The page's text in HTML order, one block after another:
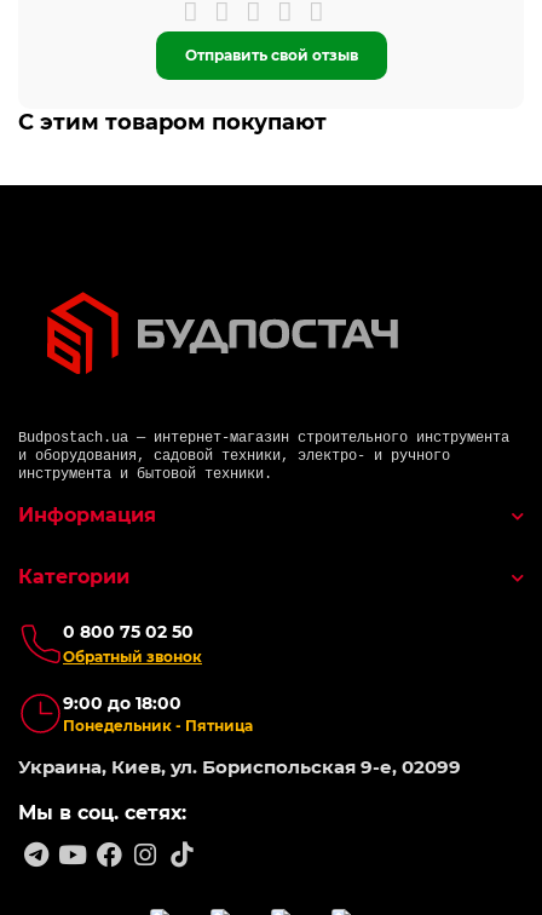
Отправить свой отзыв
С этим товаром покупают
Budpostach.ua — интернет-магазин строительного инструмента
и оборудования, садовой техники, электро- и ручного
инструмента и бытовой техники.
0 800 75 02 50
Обратный звонок
9:00 до 18:00
Понедельник - Пятница
Украина, Киев, ул. Бориспольская 9-е, 02099
Мы в соц. сетях:
Информация
Категории